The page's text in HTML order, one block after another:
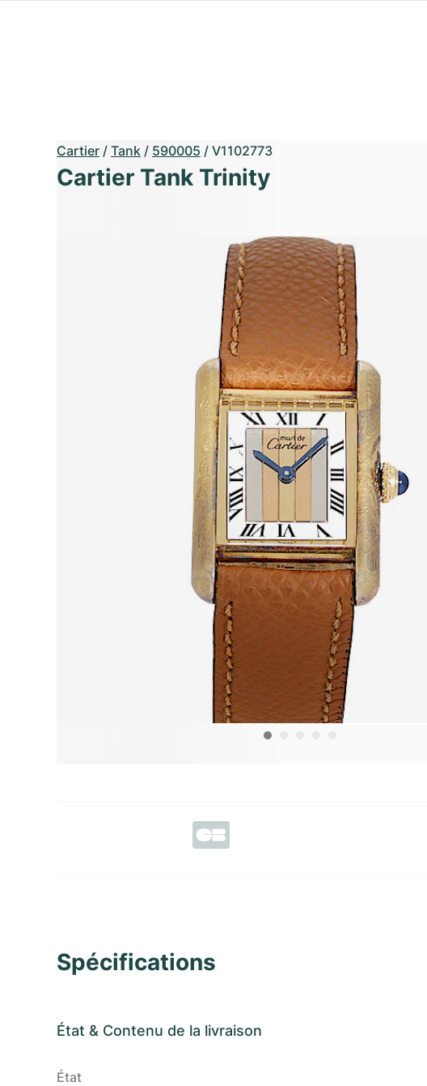
Cartier / Tank / 590005 / V1102773
Cartier Tank Trinity
Spécifications
État & Contenu de la livraison
État